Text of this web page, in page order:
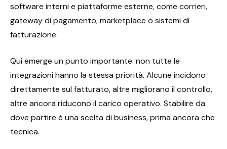
software interni e piattaforme esterne, come corrieri,
gateway di pagamento, marketplace o sistemi di
fatturazione.
Qui emerge un punto importante: non tutte le
integrazioni hanno la stessa priorità. Alcune incidono
direttamente sul fatturato, altre migliorano il controllo,
altre ancora riducono il carico operativo. Stabilire da
dove partire è una scelta di business, prima ancora che
tecnica.